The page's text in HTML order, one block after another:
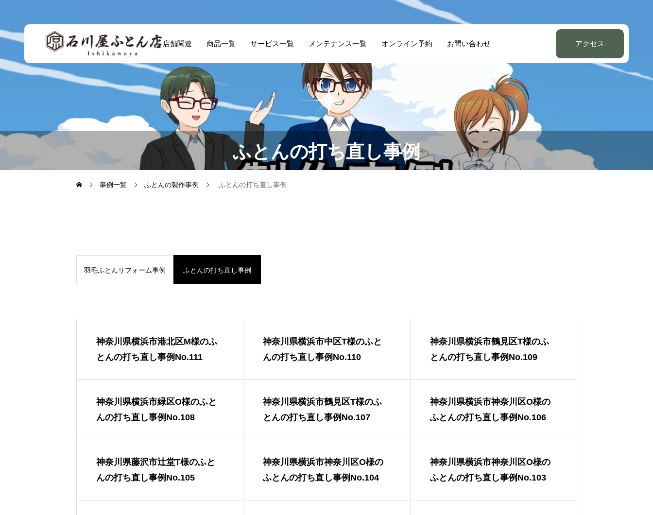
店舗関連 商品一覧 サービス一覧 メンテナンス一覧 オンライン予約 お問い合わせ アクセス
ふとんの打ち直し事例
事例一覧 ふとんの製作事例 ふとんの打ち直し事例
羽毛ふとんリフォーム事例 ふとんの打ち直し事例
神奈川県横浜市港北区M様のふ
とんの打ち直し事例No.111
神奈川県横浜市中区T様のふと
んの打ち直し事例No.110
神奈川県横浜市鶴見区T様のふ
とんの打ち直し事例No.109
神奈川県横浜市緑区O様のふと
んの打ち直し事例No.108
神奈川県横浜市鶴見区T様のふ
とんの打ち直し事例No.107
神奈川県横浜市神奈川区O様の
ふとんの打ち直し事例No.106
神奈川県藤沢市辻堂T様のふと
んの打ち直し事例No.105
神奈川県横浜市神奈川区O様の
ふとんの打ち直し事例No.104
神奈川県横浜市神奈川区O様の
ふとんの打ち直し事例No.103